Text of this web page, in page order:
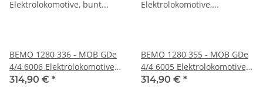
BEMO 1280 336 - MOB GDe
4/4 6006 Elektrolokomotive,
bunt "Badoux Vins"
314,90 € *
BEMO 1280 355 - MOB GDe
4/4 6005 Elektrolokomotive,
schwarzblau/perlweiss -
314,90 € *